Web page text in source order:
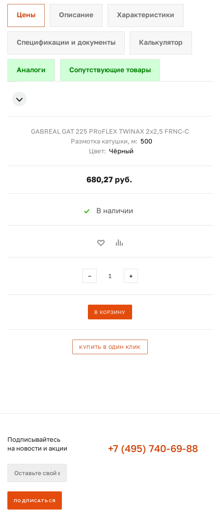
Цены Описание Характеристики
Спецификации и документы Калькулятор
Аналоги Сопутствующие товары
GABREAL GAT 225 PRoFLEX TWINAX 2x2,5 FRNC-C
Размотка катушки, м: 500
Цвет: Чёрный
680,27 руб.
В наличии
− +
В КОРЗИНУ
КУПИТЬ В ОДИН КЛИК
Подписывайтесь
на новости и акции
+7 (495) 740-69-88